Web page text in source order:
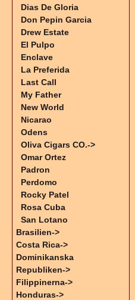
Dias De Gloria
Don Pepin Garcia
Drew Estate
El Pulpo
Enclave
La Preferida
Last Call
My Father
New World
Nicarao
Odens
Oliva Cigars CO.->
Omar Ortez
Padron
Perdomo
Rocky Patel
Rosa Cuba
San Lotano
Brasilien->
Costa Rica->
Dominikanska
Republiken->
Filippinerna->
Honduras->